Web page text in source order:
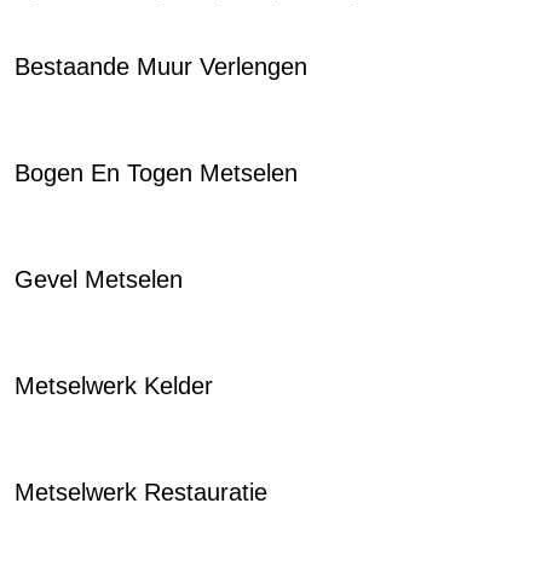
Bestaande Muur Verlengen
Bogen En Togen Metselen
Gevel Metselen
Metselwerk Kelder
Metselwerk Restauratie